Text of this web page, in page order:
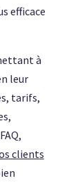
efficace
à
leur
tarifs,
clients